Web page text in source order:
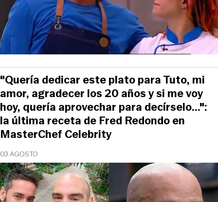
03 AGOSTO
"Quería dedicar este plato para Tuto, mi
amor, agradecer los 20 años y si me voy
hoy, quería aprovechar para decírselo...":
la última receta de Fred Redondo en
MasterChef Celebrity